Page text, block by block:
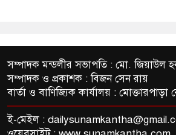
সম্পাদক মন্ডলীর সভাপতি : মো. জিয়াউল
সম্পাদক ও প্রকাশক : বিজন সেন রায়
বার্তা ও বাণিজ্যিক কার্যালয় :
ই-মেইল :